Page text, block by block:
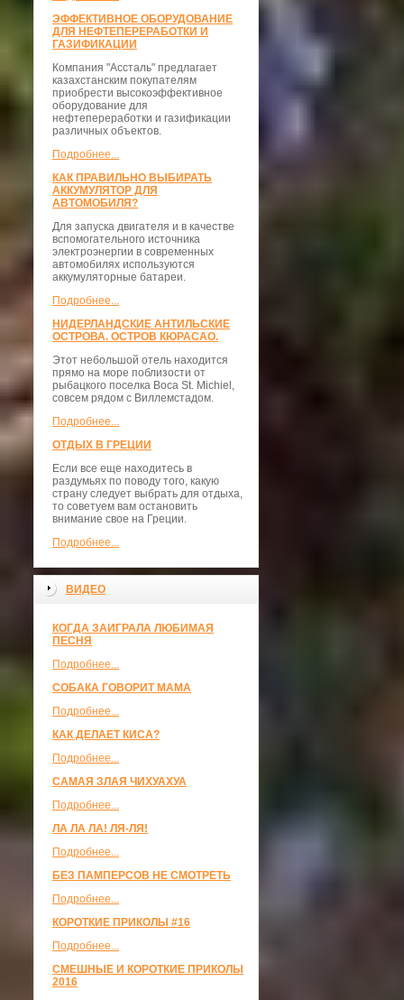
ЭФФЕКТИВНОЕ ОБОРУДОВАНИЕ
ДЛЯ НЕФТЕПЕРЕРАБОТКИ И
ГАЗИФИКАЦИИ
Компания "Ассталь" предлагает
казахстанским покупателям
приобрести высокоэффективное
оборудование для
нефтепереработки и газификации
различных объектов.
Подробнее...
КАК ПРАВИЛЬНО ВЫБИРАТЬ
АККУМУЛЯТОР ДЛЯ
АВТОМОБИЛЯ?
Для запуска двигателя и в качестве
вспомогательного источника
электроэнергии в современных
автомобилях используются
аккумуляторные батареи.
Подробнее...
НИДЕРЛАНДСКИЕ АНТИЛЬСКИЕ
ОСТРОВА. ОСТРОВ КЮРАСАО.
Этот небольшой отель находится
прямо на море поблизости от
рыбацкого поселка Boca St. Michiel,
совсем рядом с Виллемстадом.
Подробнее...
ОТДЫХ В ГРЕЦИИ
Если все еще находитесь в
раздумьях по поводу того, какую
страну следует выбрать для отдыха,
то советуем вам остановить
внимание свое на Греции.
Подробнее...
ВИДЕО
КОГДА ЗАИГРАЛА ЛЮБИМАЯ
ПЕСНЯ
Подробнее...
СОБАКА ГОВОРИТ МАМА
Подробнее...
КАК ДЕЛАЕТ КИСА?
Подробнее...
САМАЯ ЗЛАЯ ЧИХУАХУА
Подробнее...
ЛА ЛА ЛА! ЛЯ-ЛЯ!
Подробнее...
БЕЗ ПАМПЕРСОВ НЕ СМОТРЕТЬ
Подробнее...
КОРОТКИЕ ПРИКОЛЫ #16
Подробнее...
СМЕШНЫЕ И КОРОТКИЕ ПРИКОЛЫ
2016